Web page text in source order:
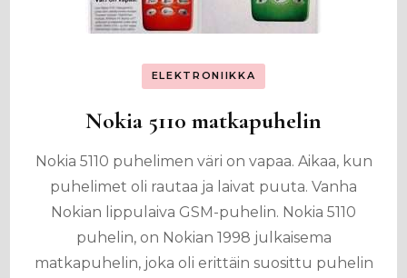
ELEKTRONIIKKA
Nokia 5110 matkapuhelin
Nokia 5110 puhelimen väri on vapaa. Aikaa, kun
puhelimet oli rautaa ja laivat puuta. Vanha
Nokian lippulaiva GSM-puhelin. Nokia 5110
puhelin, on Nokian 1998 julkaisema
matkapuhelin, joka oli erittäin suosittu puhelin